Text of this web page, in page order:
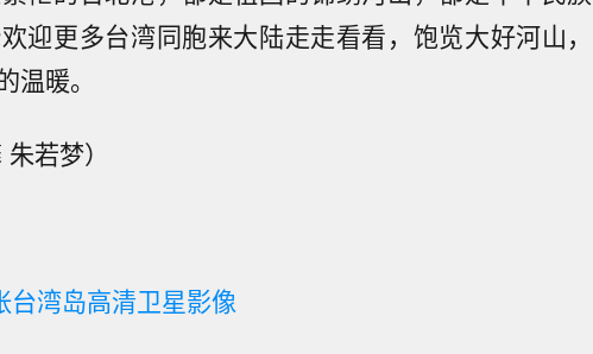
迎更多台湾同胞来大陆走走看看，饱览大好河山，
温暖。
若梦）
台湾岛高清卫星影像